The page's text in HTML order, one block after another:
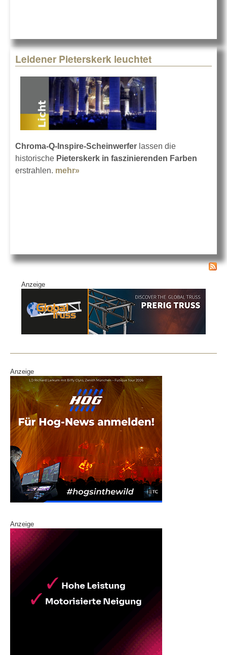
Leidener Pieterskerk leuchtet
Chroma-Q-Inspire-Scheinwerfer lassen die
historische Pieterskerk in faszinierenden Farben
erstrahlen. mehr»
Anzeige
Anzeige
Anzeige